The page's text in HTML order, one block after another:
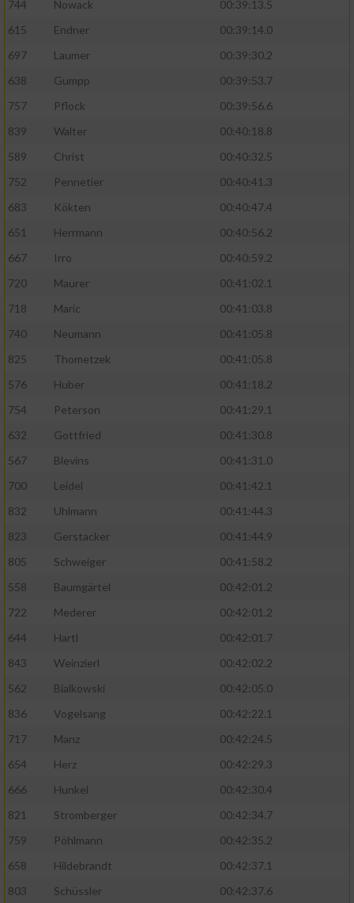
744 Nowack
00:39:13.5
615
Endner
00:39:14.0
697
Laumer
00:39:30.2
638
Gumpp
00:39:53.7
757
Pflock
00:39:56.6
839
Walter
00:40:18.8
589
Christ
00:40:32.5
752
Pennetier
00:40:41.3
683
Kökten
00:40:47.4
651
Herrmann
00:40:56.2
667
Irro
00:40:59.2
720
Maurer
00:41:02.1
718
Maric
00:41:03.8
740
Neumann
00:41:05.8
825
Thometzek
00:41:05.8
576
Huber
00:41:18.2
754
Peterson
00:41:29.1
632
Gottfried
00:41:30.8
567
Blevins
00:41:31.0
700
Leidel
00:41:42.1
832
Uhlmann
00:41:44.3
823
Gerstacker
00:41:44.9
805
Schweiger
00:41:58.2
558
Baumgärtel
00:42:01.2
722
Mederer
00:42:01.2
644
Hartl
00:42:01.7
843
Weinzierl
00:42:02.2
562
Bialkowski
00:42:05.0
836
Vogelsang
00:42:22.1
717
Manz
00:42:24.5
654
Herz
00:42:29.3
666
Hunkel
00:42:30.4
821
Stromberger
00:42:34.7
759
Pöhlmann
00:42:35.2
658
Hildebrandt
00:42:37.1
803
Schüssler
00:42:37.6